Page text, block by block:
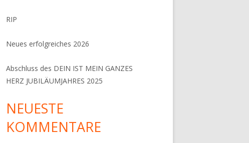
(Teil 2) – Die Matjeskrise"
RIP
Neues erfolgreiches 2026
Abschluss des DEIN IST MEIN GANZES
HERZ JUBILÄUMJAHRES 2025
NEUESTE
KOMMENTARE